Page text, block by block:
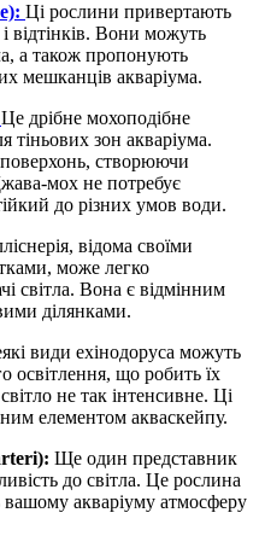
Ці рослини привертають
відтінків. Вони можуть
а також пропонують
мешканців акваріума.
Це дрібне мохоподібне
тіньових зон акваріума.
створюючи
мох не потребує
до різних умов води.
відома своїми
може легко
світла. Вона є відмінним
ділянками.
види ехінодоруса можуть
освітлення, що робить їх
не так інтенсивне. Ці
елементом акваскейпу.
Ще один представник
до світла. Це рослина
вашому акваріуму атмосферу